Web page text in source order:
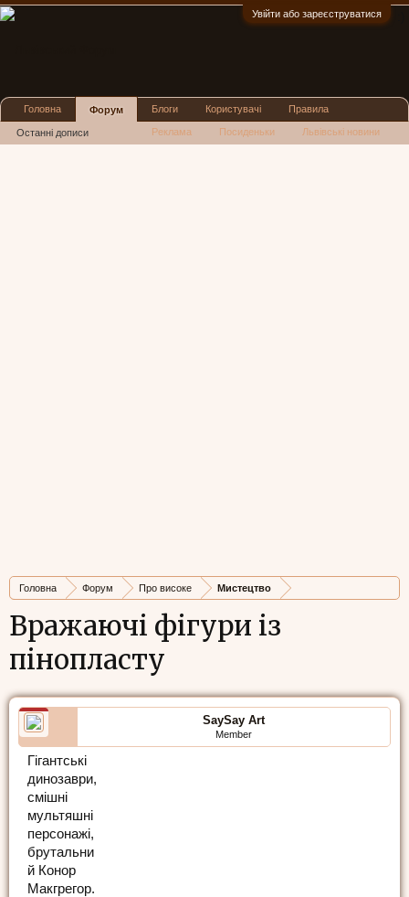
Увійти або зареєструватися
Головна Форум Про високе Мистецтво
Вражаючі фігури із
пінопласту
SaySay Art
Member
Гігантські
динозаври,
смішні
мультяшні
персонажі,
брутальни
й Конор
Макгрегор.
Головна Форум
Останні дописи
Блоги Користувачі Правила
Реклама Посиденьки Львівські новини